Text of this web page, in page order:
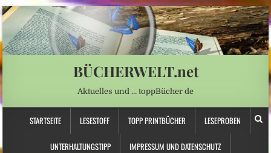
BÜCHERWELT.net
Aktuelles und … toppBücher de
STARTSEITE LESESTOFF TOPP PRINTBÜCHER LESEPROBEN
UNTERHALTUNGSTIPP IMPRESSUM UND DATENSCHUTZ